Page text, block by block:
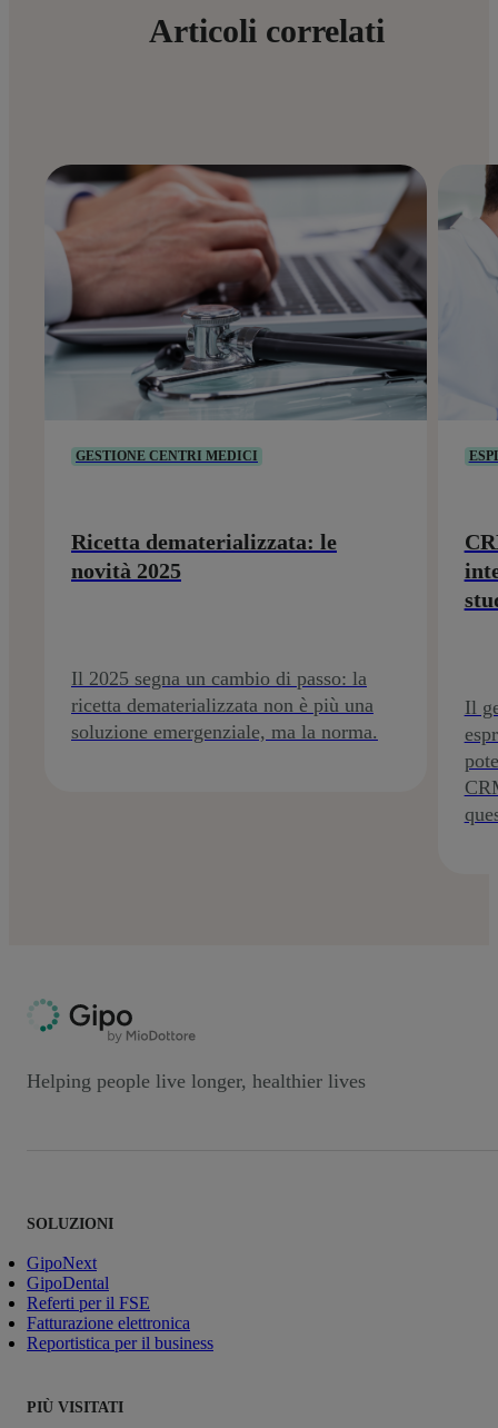
Articoli correlati
GESTIONE CENTRI MEDICI
Ricetta dematerializzata: le
novità 2025
Il 2025 segna un cambio di passo: la
ricetta dematerializzata non è più una
soluzione emergenziale, ma la norma.
Il
Helping people live longer, healthier lives
SOLUZIONI
GipoNext
GipoDental
Referti per il FSE
Fatturazione elettronica
Reportistica per il business
PIÙ VISITATI